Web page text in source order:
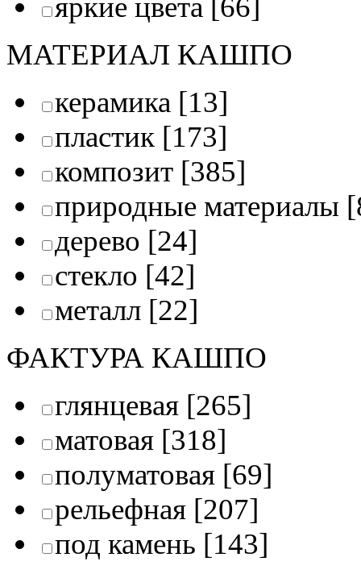
яркие цвета [66]
МАТЕРИАЛ КАШПО
керамика [13]
пластик [173]
композит [385]
природные материалы
дерево [24]
стекло [42]
металл [22]
ФАКТУРА КАШПО
глянцевая [265]
матовая [318]
полуматовая [69]
рельефная [207]
под камень [143]